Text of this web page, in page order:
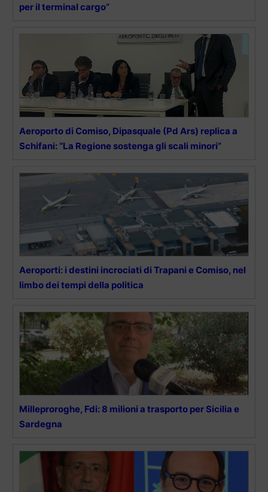
per il terminal cargo”
Aeroporto di Comiso, Dipasquale (Pd Ars) replica a
Schifani: “La Regione sostenga gli scali minori”
Aeroporti: i destini incrociati di Trapani e Comiso, nel
limbo dei tempi della politica
Milleproroghe, Fdi: 8 milioni a trasporto per Sicilia e
Sardegna